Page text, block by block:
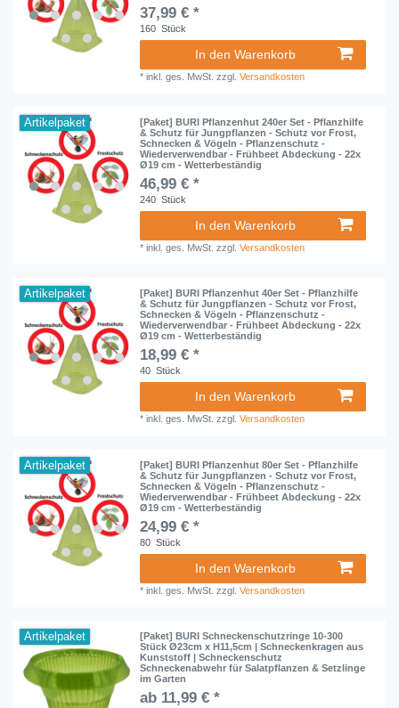
37,99 € *
160 Stück
In den Warenkorb
*inkl. ges. MwSt. zzgl.Versandkosten
Artikelpaket
[Paket] BURI Pflanzenhut 240er Set - Pflanzhilfe
& Schutz für Jungpflanzen - Schutz vor Frost,
Schnecken & Vögeln - Pflanzenschutz -
Wiederverwendbar - Frühbeet Abdeckung - 22x
Ø19 cm - Wetterbeständig
46,99 € *
240 Stück
In den Warenkorb
*inkl. ges. MwSt. zzgl.Versandkosten
Artikelpaket
[Paket] BURI Pflanzenhut 40er Set - Pflanzhilfe
& Schutz für Jungpflanzen - Schutz vor Frost,
Schnecken & Vögeln - Pflanzenschutz -
Wiederverwendbar - Frühbeet Abdeckung - 22x
Ø19 cm - Wetterbeständig
18,99 € *
40 Stück
In den Warenkorb
*inkl. ges. MwSt. zzgl.Versandkosten
Artikelpaket
[Paket] BURI Pflanzenhut 80er Set - Pflanzhilfe
& Schutz für Jungpflanzen - Schutz vor Frost,
Schnecken & Vögeln - Pflanzenschutz -
Wiederverwendbar - Frühbeet Abdeckung - 22x
Ø19 cm - Wetterbeständig
24,99 € *
80 Stück
In den Warenkorb
*inkl. ges. MwSt. zzgl.Versandkosten
Artikelpaket
[Paket] BURI Schneckenschutzringe 10-300
Stück Ø23cm x H11,5cm | Schneckenkragen aus
Kunststoff | Schneckenschutz
Schneckenabwehr für Salatpflanzen & Setzlinge
im Garten
ab 11,99 € *